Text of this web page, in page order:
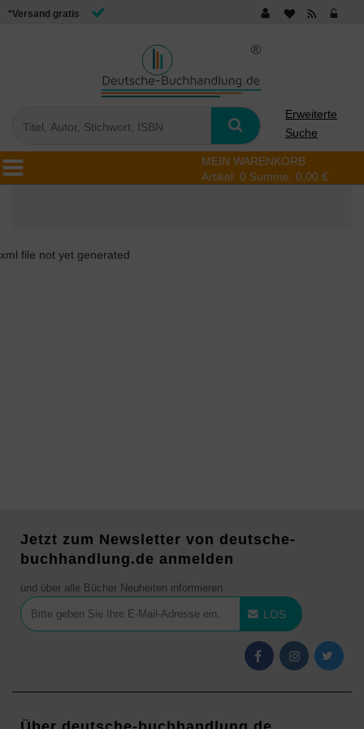
*Versand gratis
Erweiterte
Suche
MEIN WARENKORB
Artikel: 0 Summe: 0,00 €
xml file not yet generated
Jetzt zum Newsletter von deutsche-
buchhandlung.de anmelden
und über alle Bücher Neuheiten informieren
LOS